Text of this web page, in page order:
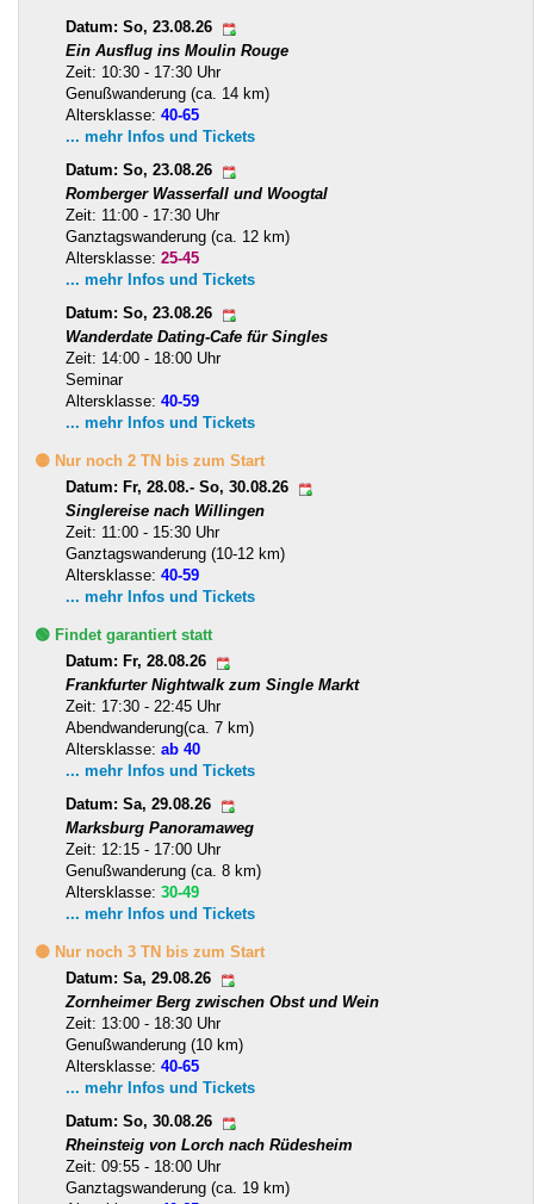
Datum: So, 23.08.26
Ein Ausflug ins Moulin Rouge
Zeit: 10:30 - 17:30 Uhr
Genußwanderung (ca. 14 km)
Altersklasse: 40-65
... mehr Infos und Tickets
Datum: So, 23.08.26
Romberger Wasserfall und Woogtal
Zeit: 11:00 - 17:30 Uhr
Ganztagswanderung (ca. 12 km)
Altersklasse: 25-45
... mehr Infos und Tickets
Datum: So, 23.08.26
Wanderdate Dating-Cafe für Singles
Zeit: 14:00 - 18:00 Uhr
Seminar
Altersklasse: 40-59
... mehr Infos und Tickets
🟡 Nur noch 2 TN bis zum Start
Datum: Fr, 28.08.- So, 30.08.26
Singlereise nach Willingen
Zeit: 11:00 - 15:30 Uhr
Ganztagswanderung (10-12 km)
Altersklasse: 40-59
... mehr Infos und Tickets
🟢 Findet garantiert statt
Datum: Fr, 28.08.26
Frankfurter Nightwalk zum Single Markt
Zeit: 17:30 - 22:45 Uhr
Abendwanderung(ca. 7 km)
Altersklasse: ab 40
... mehr Infos und Tickets
Datum: Sa, 29.08.26
Marksburg Panoramaweg
Zeit: 12:15 - 17:00 Uhr
Genußwanderung (ca. 8 km)
Altersklasse: 30-49
... mehr Infos und Tickets
🟡 Nur noch 3 TN bis zum Start
Datum: Sa, 29.08.26
Zornheimer Berg zwischen Obst und Wein
Zeit: 13:00 - 18:30 Uhr
Genußwanderung (10 km)
Altersklasse: 40-65
... mehr Infos und Tickets
Datum: So, 30.08.26
Rheinsteig von Lorch nach Rüdesheim
Zeit: 09:55 - 18:00 Uhr
Ganztagswanderung (ca. 19 km)